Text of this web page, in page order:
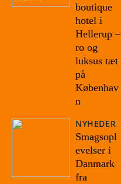
boutique
hotel i
Hellerup –
ro og
luksus tæt
på
Københav
n
NYHEDER
Smagsopl
evelser i
Danmark
fra